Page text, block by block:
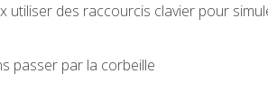
des raccourcis clavier pour
passer par la corbeille